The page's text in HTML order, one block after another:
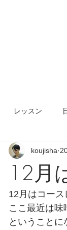
レッスン
12月
koujisha
12月はコース
ここ最近は味
ということに